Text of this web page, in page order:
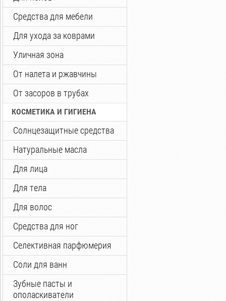
Средства для мебели
Для ухода за коврами
Уличная зона
От налета и ржавчины
От засоров в трубах
КОСМЕТИКА И ГИГИЕНА
Солнцезащитные средства
Натуральные масла
Для лица
Для тела
Для волос
Средства для ног
Селективная парфюмерия
Соли для ванн
Зубные пасты и
ополаскиватели